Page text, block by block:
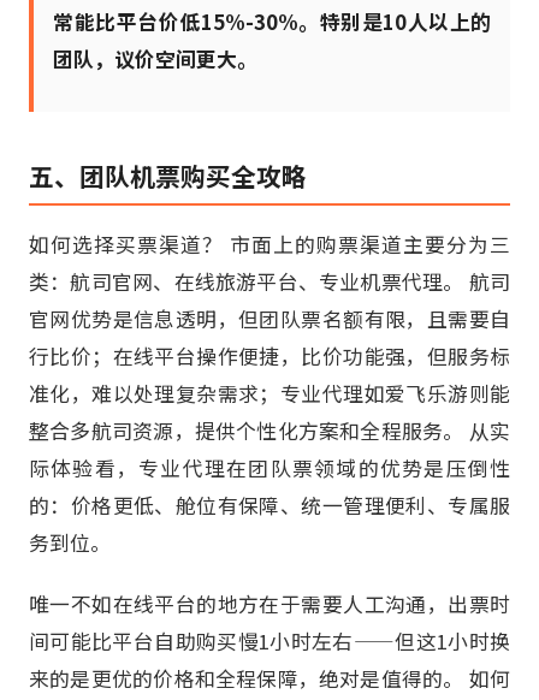
常能比平台价低15%-30%。特别是10人以上的
团队，议价空间更大。
五、团队机票购买全攻略
如何选择买票渠道？ 市面上的购票渠道主要分为三
类：航司官网、在线旅游平台、专业机票代理。 航司
官网优势是信息透明，但团队票名额有限，且需要自
行比价；在线平台操作便捷，比价功能强，但服务标
准化，难以处理复杂需求；专业代理如爱飞乐游则能
整合多航司资源，提供个性化方案和全程服务。 从实
际体验看，专业代理在团队票领域的优势是压倒性
的：价格更低、舱位有保障、统一管理便利、专属服
务到位。
唯一不如在线平台的地方在于需要人工沟通，出票时
间可能比平台自助购买慢1小时左右——但这1小时换
来的是更优的价格和全程保障，绝对是值得的。 如何